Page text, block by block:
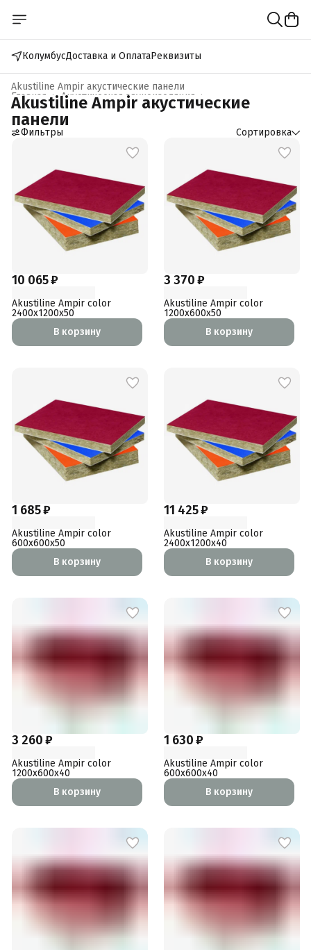
КолумбусДоставка и ОплатаРеквизиты
Akustiline Ampir акустические панели
Акустическая звукоизоляция ›
Главная ›
Akustiline Ampir акустические
панели
Фильтры Сортировка
10 065 ₽
Akustiline Ampir color
2400x1200x50
В корзину
3 370 ₽
Akustiline Ampir color
1200x600x50
В корзину
1 685 ₽
Akustiline Ampir color
600x600x50
В корзину
11 425 ₽
Akustiline Ampir color
2400x1200x40
В корзину
3 260 ₽
Akustiline Ampir color
1200x600x40
В корзину
1 630 ₽
Akustiline Ampir color
600x600x40
В корзину